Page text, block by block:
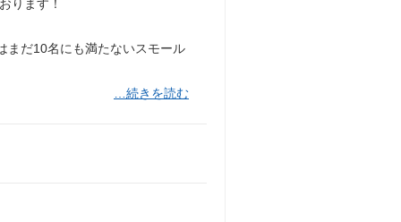
ります！
まだ10名にも満たないスモール
…続きを読む